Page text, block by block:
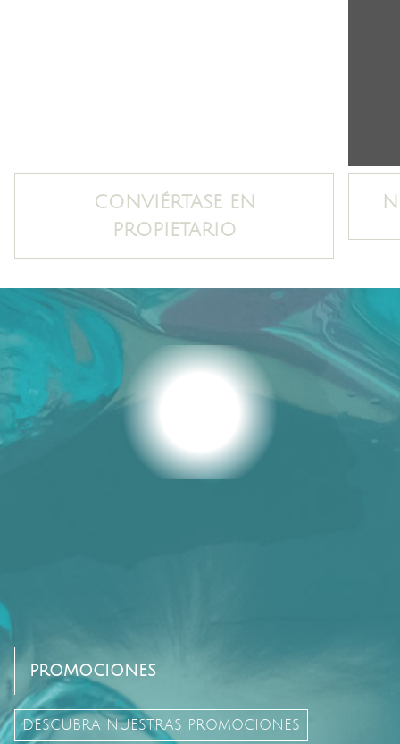
CONVIÉRTASE EN
PROPIETARIO
PROMOCIONES
DESCUBRA NUESTRAS PROMOCIONES